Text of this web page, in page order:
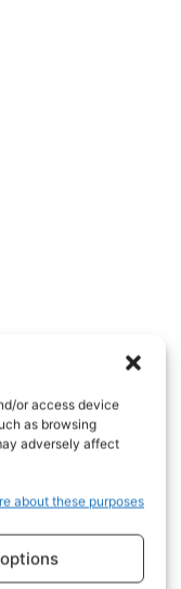
or access device
as browsing
adversely affect
about these purposes